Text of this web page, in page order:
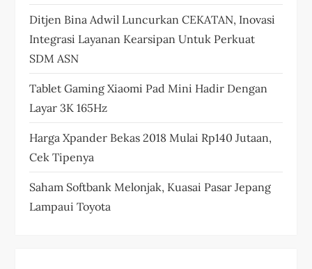
Ditjen Bina Adwil Luncurkan CEKATAN, Inovasi
Integrasi Layanan Kearsipan Untuk Perkuat
SDM ASN
Tablet Gaming Xiaomi Pad Mini Hadir Dengan
Layar 3K 165Hz
Harga Xpander Bekas 2018 Mulai Rp140 Jutaan,
Cek Tipenya
Saham Softbank Melonjak, Kuasai Pasar Jepang
Lampaui Toyota